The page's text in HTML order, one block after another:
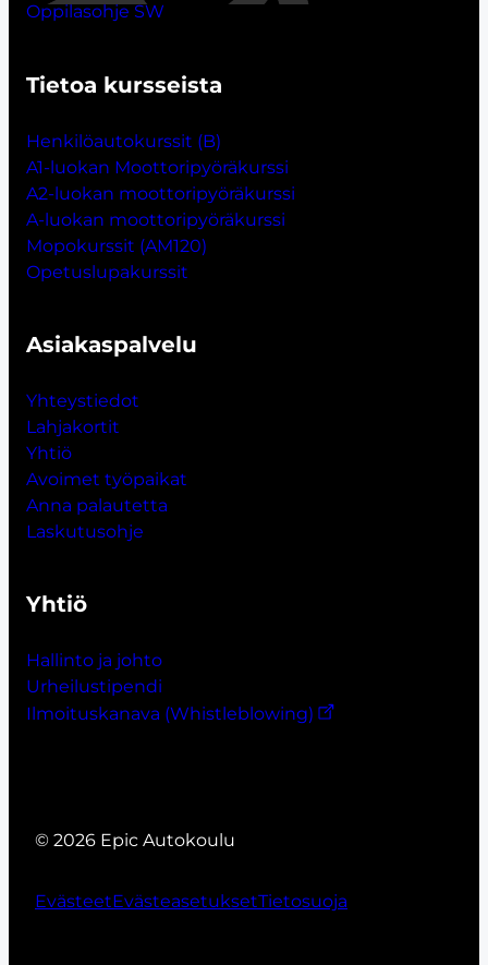
Oppilasohje SW
Tietoa kursseista
Henkilöautokurssit (B)
A1-luokan Moottoripyöräkurssi
A2-luokan moottoripyöräkurssi
A-luokan moottoripyöräkurssi
Mopokurssit (AM120)
Opetuslupakurssit
Asiakaspalvelu
Yhteystiedot
Lahjakortit
Yhtiö
Avoimet työpaikat
Anna palautetta
Laskutusohje
Yhtiö
Hallinto ja johto
Urheilustipendi
Ilmoituskanava (Whistleblowing)
© 2026 Epic Autokoulu
EvästeetEvästeasetuksetTietosuoja